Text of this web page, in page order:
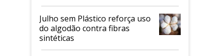
Julho sem Plástico reforça uso
do algodão contra fibras
sintéticas